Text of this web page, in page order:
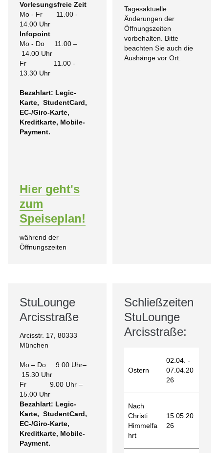
Vorlesungsfreie Zeit
Mo - Fr 11.00 -
14.00 Uhr
Infopoint
Mo - Do 11.00 –
14.00 Uhr
Fr 11.00 -
13.30 Uhr
Bezahlart: Legic-
Karte, StudentCard,
EC-/Giro-Karte,
Kreditkarte, Mobile-
Payment.
Hier geht's
zum
Speiseplan!
während der
Öffnungszeiten
Tagesaktuelle
Änderungen der
Öffnungszeiten
vorbehalten. Bitte
beachten Sie auch die
Aushänge vor Ort.
StuLounge
Arcisstraße
Arcisstr. 17, 80333
München
Mo – Do 9.00 Uhr–
15.30 Uhr
Fr 9.00 Uhr –
15.00 Uhr
Bezahlart: Legic-
Karte, StudentCard,
EC-/Giro-Karte,
Kreditkarte, Mobile-
Payment.
Schließzeiten
StuLounge
Arcisstraße:
Ostern
02.04. -
07.04.20
26
Nach
Christi
Himmelfa
hrt
15.05.20
26